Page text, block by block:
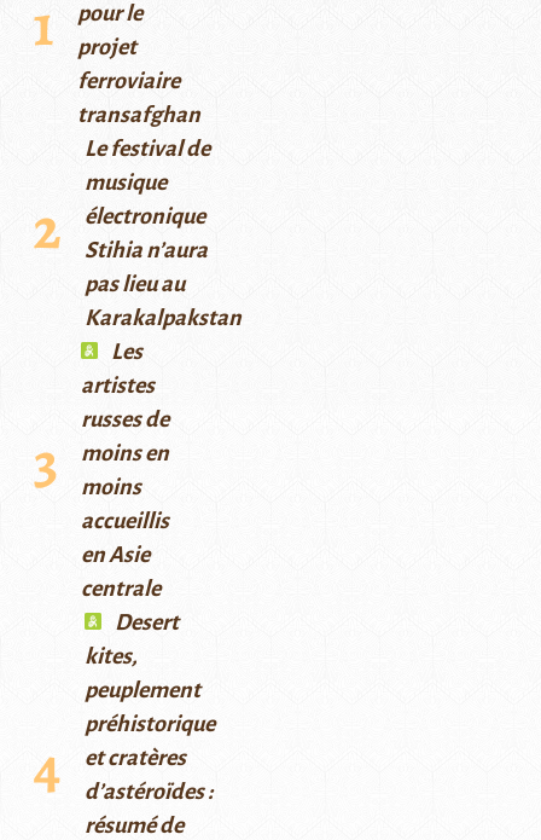
pour le
projet
ferroviaire
transafghan
Le festival de
musique
électronique
Stihia n’aura
pas lieu au
Karakalpakstan
Les
artistes
russes de
moins en
moins
accueillis
en Asie
centrale
Desert
kites,
peuplement
préhistorique
et cratères
d’astéroïdes :
résumé de